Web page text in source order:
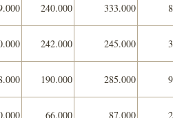
240.000 333.000
242.000 245.000
190.000 285.000
66.000 87.000